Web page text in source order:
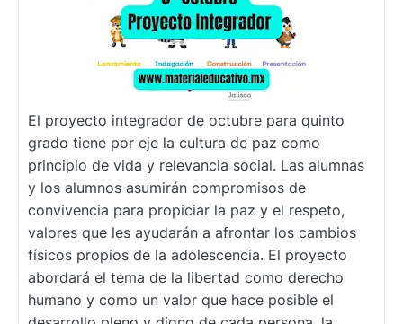
El proyecto integrador de octubre para quinto
grado tiene por eje la cultura de paz como
principio de vida y relevancia social. Las alumnas
y los alumnos asumirán compromisos de
convivencia para propiciar la paz y el respeto,
valores que les ayudarán a afrontar los cambios
físicos propios de la adolescencia. El proyecto
abordará el tema de la libertad como derecho
humano y como un valor que hace posible el